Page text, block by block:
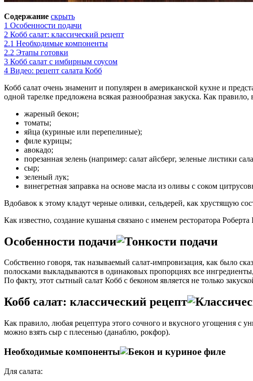
Содержание скрыть
1 Особенности подачи
2 Кобб салат: классический рецепт
2.1 Необходимые компоненты
2.2 Этапы готовки
3 Кобб салат с имбирным соусом
4 Видео: рецепт салата Кобб
Кобб салат очень знаменит и популярен в американской кухне и
одной тарелке предложена всякая разнообразная закуска. Как правило,
жареный бекон;
томаты;
яйца (куриные или перепелиные);
филе курицы;
авокадо;
порезанная зелень (например: салат айсберг, зеленые листики
сыр;
зеленый лук;
винегретная заправка на основе масла из оливы с соком
Вдобавок к этому кладут черные оливки, сельдерей, как хрустящую
Как известно, создание кушанья связано с именем ресторатора
Особенности подачи
Собственно говоря, так называемый салат-импровизация, как было
полосками выкладываются в одинаковых пропорциях все
По факту, этот сытный салат Кобб с беконом является не только
Кобб салат: классический рецепт
Как правило, любая рецептура этого сочного и вкусного угощения с
можно взять сыр с плесенью (данаблю, рокфор).
Необходимые компоненты
Для салата: